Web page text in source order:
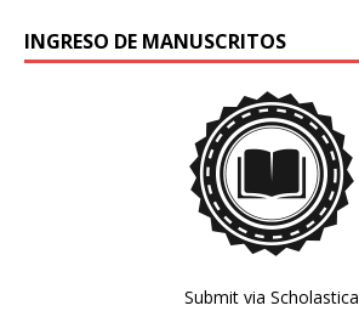
INGRESO DE MANUSCRITOS
Submit via Scholastica